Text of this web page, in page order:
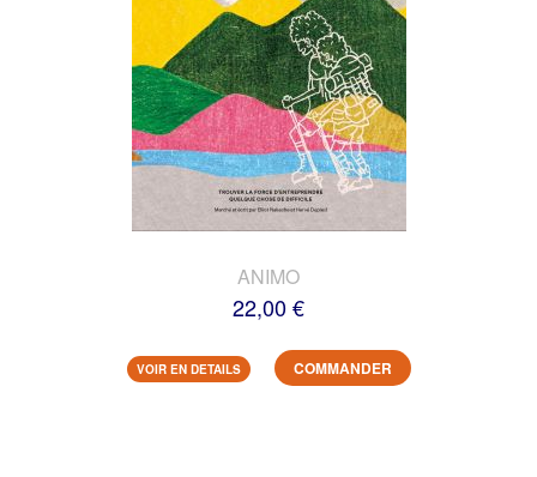
ANIMO
22,00 €
VOIR EN DETAILS COMMANDER